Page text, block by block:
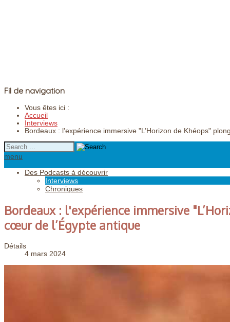
Fil de navigation
Vous êtes ici :
Accueil
Interviews
Bordeaux : l'expérience immersive "L’Horizon de Khéops"
menu
Des Podcasts à découvrir
Interviews
Chroniques
Bordeaux : l'expérience immersive
cœur de l’Égypte antique
Détails
4 mars 2024